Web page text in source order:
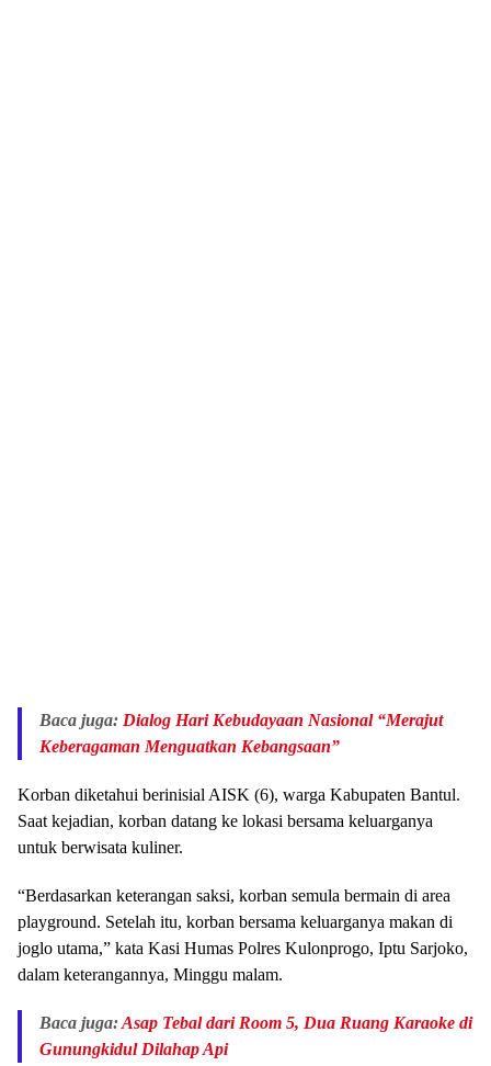
Baca juga: Dialog Hari Kebudayaan Nasional “Merajut
Keberagaman Menguatkan Kebangsaan”
Korban diketahui berinisial AISK (6), warga Kabupaten Bantul.
Saat kejadian, korban datang ke lokasi bersama keluarganya
untuk berwisata kuliner.
“Berdasarkan keterangan saksi, korban semula bermain di area
playground. Setelah itu, korban bersama keluarganya makan di
joglo utama,” kata Kasi Humas Polres Kulonprogo, Iptu Sarjoko,
dalam keterangannya, Minggu malam.
Baca juga:Asap Tebal dari Room 5, Dua Ruang Karaoke di
Gunungkidul Dilahap Api